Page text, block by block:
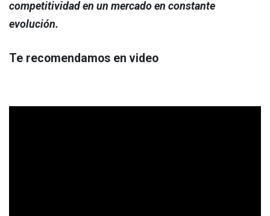
competitividad en un mercado en constante
evolución.
Te recomendamos en video